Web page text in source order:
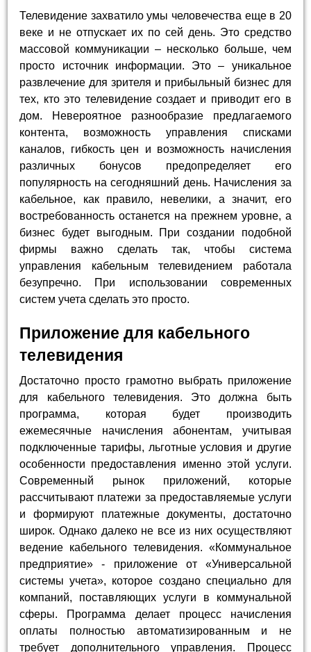
Телевидение захватило умы человечества еще в 20
веке и не отпускает их по сей день. Это средство
массовой коммуникации – несколько больше, чем
просто источник информации. Это – уникальное
развлечение для зрителя и прибыльный бизнес для
тех, кто это телевидение создает и приводит его в
дом. Невероятное разнообразие предлагаемого
контента, возможность управления списками
каналов, гибкость цен и возможность начисления
различных бонусов предопределяет его
популярность на сегодняшний день. Начисления за
кабельное, как правило, невелики, а значит, его
востребованность останется на прежнем уровне, а
бизнес будет выгодным. При создании подобной
фирмы важно сделать так, чтобы система
управления кабельным телевидением работала
безупречно. При использовании современных
систем учета сделать это просто.
Приложение для кабельного
телевидения
Достаточно просто грамотно выбрать приложение
для кабельного телевидения. Это должна быть
программа, которая будет производить
ежемесячные начисления абонентам, учитывая
подключенные тарифы, льготные условия и другие
особенности предоставления именно этой услуги.
Современный рынок приложений, которые
рассчитывают платежи за предоставляемые услуги
и формируют платежные документы, достаточно
широк. Однако далеко не все из них осуществляют
ведение кабельного телевидения. «Коммунальное
предприятие» - приложение от «Универсальной
системы учета», которое создано специально для
компаний, поставляющих услуги в коммунальной
сферы. Программа делает процесс начисления
оплаты полностью автоматизированным и не
требует дополнительного управления. Процесс